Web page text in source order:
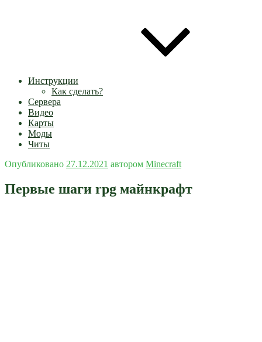
Инструкции
Как сделать?
Сервера
Видео
Карты
Моды
Читы
Опубликовано 27.12.2021 автором Minecraft
Первые шаги rpg майнкрафт